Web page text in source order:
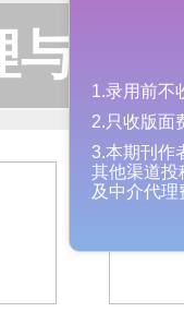
与工
1.录用前
2.只收版
3.本期刊
其他渠道
及中介代